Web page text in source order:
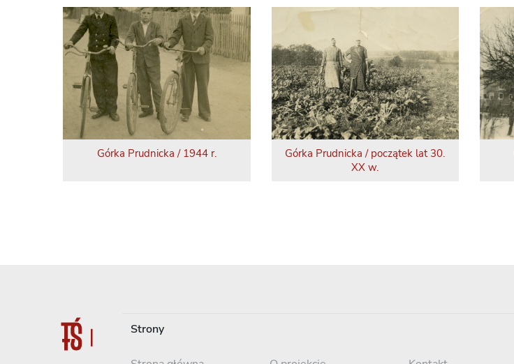
Górka Prudnicka / 1944 r.
Górka Prudnicka / początek lat 30.
XX w.
Strony